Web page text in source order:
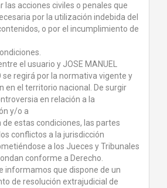
las acciones civiles o penales que
por la utilización indebida del
o por el incumplimiento de
el usuario y JOSE MANUEL
se regirá por la normativa vigente y
en el territorio nacional. De surgir
en relación a la
y/o a
de estas condiciones, las partes
conflictos a la jurisdicción
a los Jueces y Tribunales
conforme a Derecho.
informamos que dispone de un
de resolución extrajudicial de